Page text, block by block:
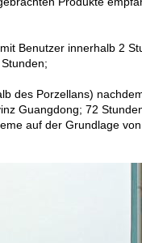
Benutzer innerhalb 2
des Porzellans)
Guangdong; 72
auf der Grundlage